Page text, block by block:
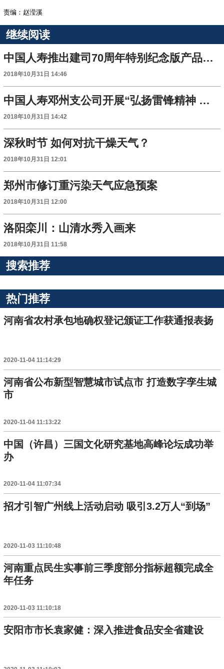
责编：赵滢溪
继续阅读
中国人寿推出建司70周年特别纪念版产品——国寿鑫享金生年金保险(A款)
2018年10月31日 14:46
中国人寿邓州支公司开展“弘扬雷锋精神 争做雷锋传人”主题教育活动
2018年10月31日 14:42
深秋时节 如何对抗干燥天气？
2018年10月31日 12:01
郑州市修订重污染天气应急预案
2018年10月31日 12:00
洛阳栾川：山清水秀入画来
2018年10月31日 11:58
搜索推荐
热门推荐
河南省农村承包地确权登记颁证工作获通报表扬
2020-11-04 11:14:29
河南省公布新型智慧城市试点市 打造数字孪生城
市
2020-11-04 11:13:22
中国（许昌）三国文化研究基地高峰论坛成功举
办
2020-11-04 11:07:34
招才引智广州线上活动启动 吸引3.2万人“到场”
2020-11-03 11:10:48
河南重点民生实事前三季度部分指标超额完成全
年任务
2020-11-03 11:10:18
安阳市市长袁家健：深入推进食品安全省建设